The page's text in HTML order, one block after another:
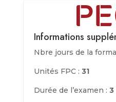
Informations
Nbre jours de la
Unités FPC : 31
Durée de l’examen : 3